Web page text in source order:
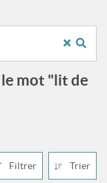
mot "lit de
Filtrer Trier